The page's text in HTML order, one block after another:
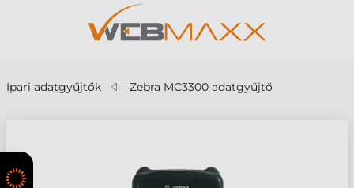
Ipari adatgyűjtők Zebra MC3300 adatgyűjtő